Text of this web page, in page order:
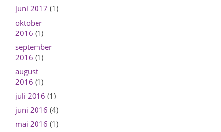
juni 2017 (1)
oktober
2016 (1)
september
2016 (1)
august
2016 (1)
juli 2016 (1)
juni 2016 (4)
mai 2016 (1)